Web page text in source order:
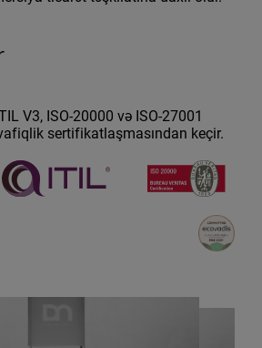
V3, ISO-20000 və ISO-27001
sertifikatlaşmasından keçir.